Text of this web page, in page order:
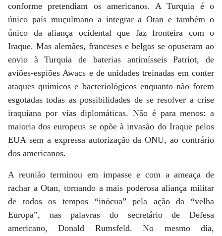
conforme pretendiam os americanos. A Turquia é o
único país muçulmano a integrar a Otan e também o
único da aliança ocidental que faz fronteira com o
Iraque. Mas alemães, franceses e belgas se opuseram ao
envio à Turquia de baterias antimísseis Patriot, de
aviões-espiões Awacs e de unidades treinadas em conter
ataques químicos e bacteriológicos enquanto não forem
esgotadas todas as possibilidades de se resolver a crise
iraquiana por vias diplomáticas. Não é para menos: a
maioria dos europeus se opõe à invasão do Iraque pelos
EUA sem a expressa autorização da ONU, ao contrário
dos americanos.
A reunião terminou em impasse e com a ameaça de
rachar a Otan, tornando a mais poderosa aliança militar
de todos os tempos “inócua” pela ação da “velha
Europa”, nas palavras do secretário de Defesa
americano, Donald Rumsfeld. No mesmo dia,